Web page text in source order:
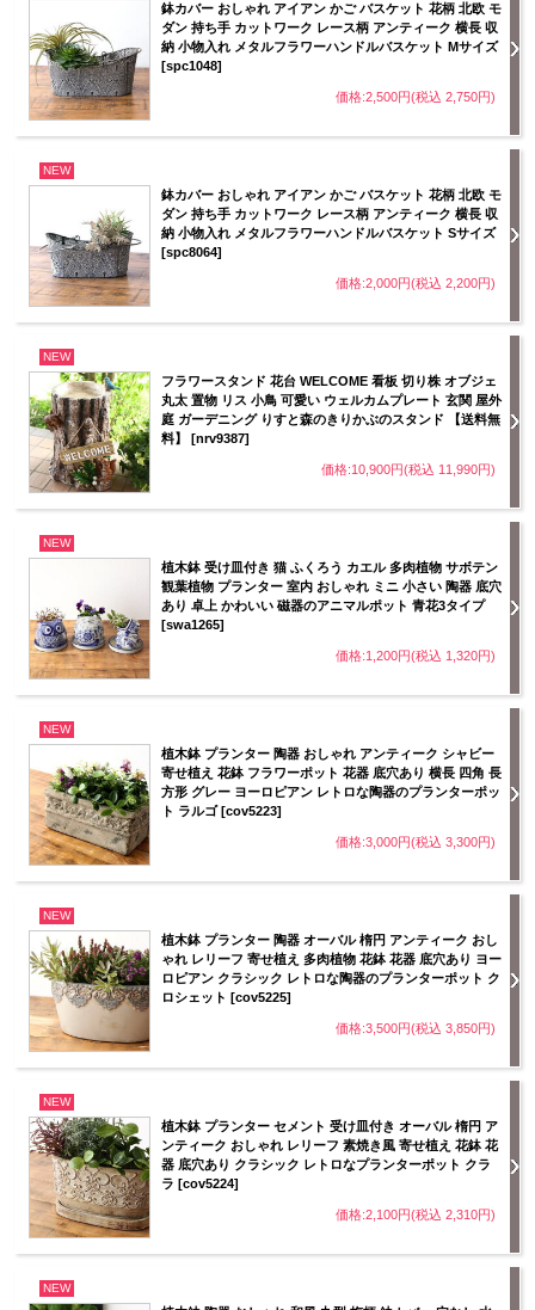
鉢カバー おしゃれ アイアン かご バスケット 花柄 北欧 モ
ダン 持ち手 カットワーク レース柄 アンティーク 横長 収
納 小物入れ メタルフラワーハンドルバスケット Mサイズ
[spc1048]
価格:2,500円(税込 2,750円)
NEW
鉢カバー おしゃれ アイアン かご バスケット 花柄 北欧 モ
ダン 持ち手 カットワーク レース柄 アンティーク 横長 収
納 小物入れ メタルフラワーハンドルバスケット Sサイズ
[spc8064]
価格:2,000円(税込 2,200円)
NEW
フラワースタンド 花台 WELCOME 看板 切り株 オブジェ
丸太 置物 リス 小鳥 可愛い ウェルカムプレート 玄関 屋外
庭 ガーデニング りすと森のきりかぶのスタンド 【送料無
料】 [nrv9387]
価格:10,900円(税込 11,990円)
NEW
植木鉢 受け皿付き 猫 ふくろう カエル 多肉植物 サボテン
観葉植物 プランター 室内 おしゃれ ミニ 小さい 陶器 底穴
あり 卓上 かわいい 磁器のアニマルポット 青花3タイプ
[swa1265]
価格:1,200円(税込 1,320円)
NEW
植木鉢 プランター 陶器 おしゃれ アンティーク シャビー
寄せ植え 花鉢 フラワーポット 花器 底穴あり 横長 四角 長
方形 グレー ヨーロピアン レトロな陶器のプランターポッ
ト ラルゴ [cov5223]
価格:3,000円(税込 3,300円)
NEW
植木鉢 プランター 陶器 オーバル 楕円 アンティーク おし
ゃれ レリーフ 寄せ植え 多肉植物 花鉢 花器 底穴あり ヨー
ロピアン クラシック レトロな陶器のプランターポット ク
ロシェット [cov5225]
価格:3,500円(税込 3,850円)
NEW
植木鉢 プランター セメント 受け皿付き オーバル 楕円 ア
ンティーク おしゃれ レリーフ 素焼き風 寄せ植え 花鉢 花
器 底穴あり クラシック レトロなプランターポット クラ
ラ [cov5224]
価格:2,100円(税込 2,310円)
NEW